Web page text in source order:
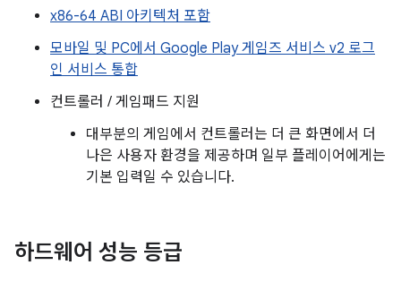
x86-64 ABI 아키텍처 포함
모바일 및 PC에서 Google Play 게임즈 서비스 v2 로그
인 서비스 통합
컨트롤러 / 게임패드 지원
대부분의 게임에서 컨트롤러는 더 큰 화면에서 더
나은 사용자 환경을 제공하며 일부 플레이어에게는
기본 입력일 수 있습니다.
하드웨어 성능 등급